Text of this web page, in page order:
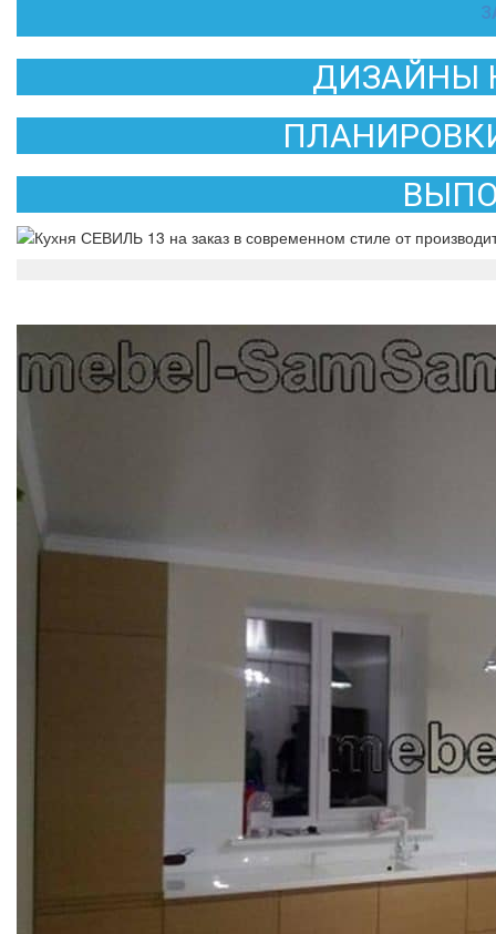
ДИЗАЙНЫ